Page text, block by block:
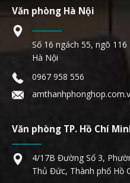
Văn phòng Hà Nội
Số 16 ngách 55, ngõ 116
Hà Nội
0967 958 556
Văn phòng TP. Hồ Chí
4/17B Đường Số 3,
Thủ Đức, Thành phố Hồ